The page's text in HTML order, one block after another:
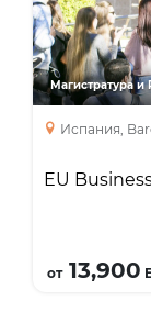
Магистратура и
Испания,
EU
от13,900